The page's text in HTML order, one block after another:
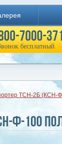
7000-
бесплатный
ТСН-2Б (КСН-
Ф-100